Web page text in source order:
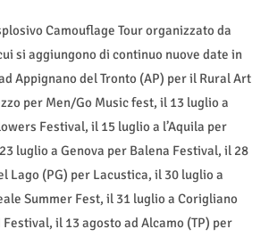
Camouflage Tour organizzato da
si aggiungono di continuo nuove date in
Appignano del Tronto (AP) per il Rural Art
per Men/Go Music fest, il 13 luglio a
Festival, il 15 luglio a l’Aquila per
luglio a Genova per Balena Festival, il 28
Lago (PG) per Lacustica, il 30 luglio a
Summer Fest, il 31 luglio a Corigliano
Festival, il 13 agosto ad Alcamo (TP) per